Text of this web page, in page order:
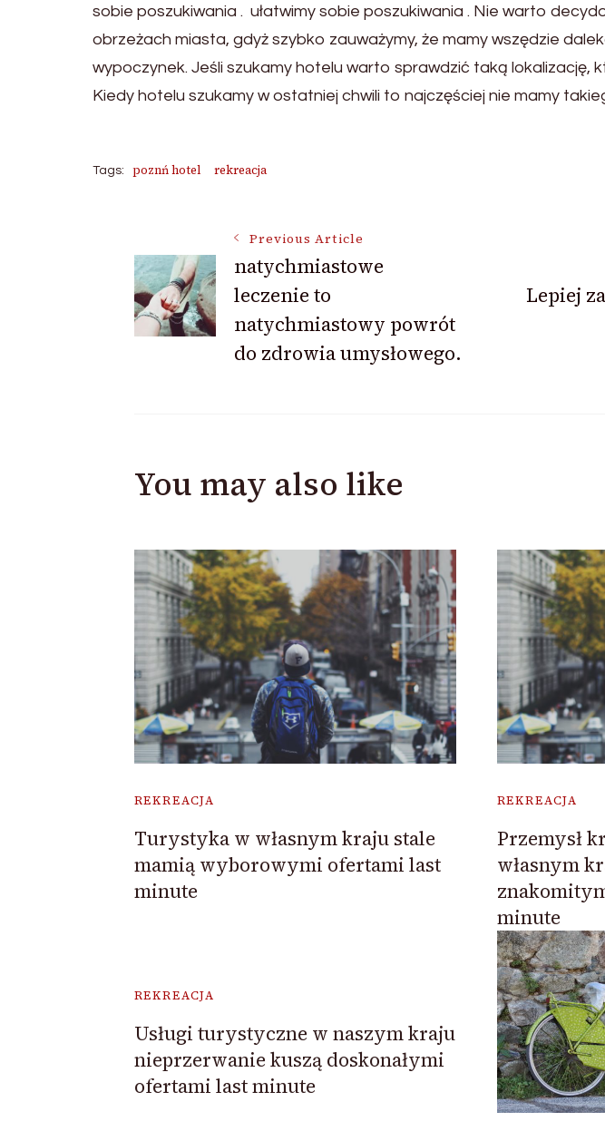
sobie poszukiwania . ułatwimy sobie poszukiwania . Nie warto
obrzeżach miasta, gdyż szybko zauważymy, że mamy wszędzie
wypoczynek. Jeśli szukamy hotelu warto sprawdzić taką lokalizację,
Kiedy hotelu szukamy w ostatniej chwili to najczęściej nie mamy
Tags: poznń hotel rekreacja
Post
Navigation
Previous Article
natychmiastowe
leczenie to
natychmiastowy powrót
do zdrowia umysłowego.
Lepiej
You may also like
REKREACJA
Turystyka w własnym kraju stale
mamią wyborowymi ofertami last
minute
REKREACJA
Przemysł
własnym
minute
REKREACJA
Usługi turystyczne w naszym kraju
nieprzerwanie kuszą doskonałymi
ofertami last minute